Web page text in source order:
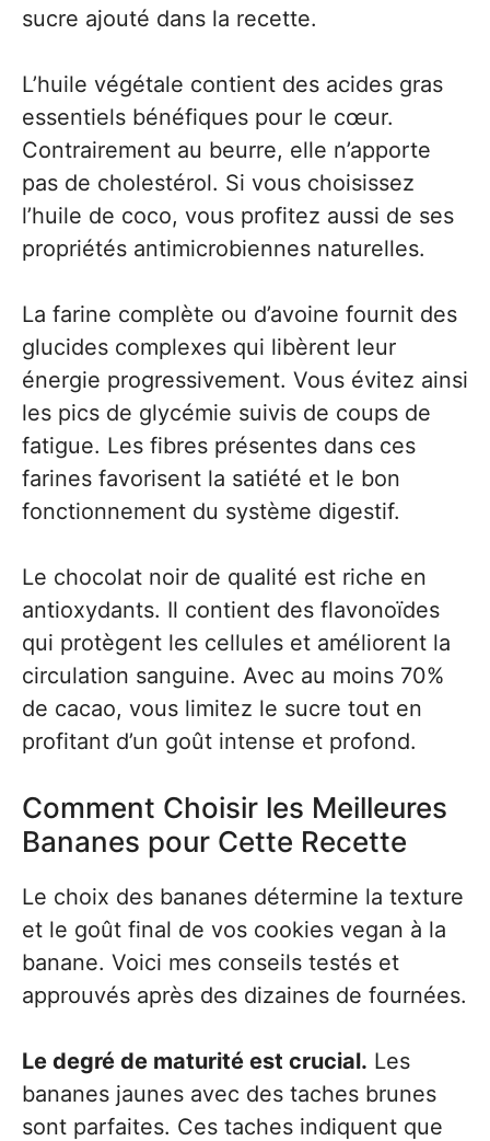
sucre ajouté dans la recette.
L’huile végétale contient des acides gras
essentiels bénéfiques pour le cœur.
Contrairement au beurre, elle n’apporte
pas de cholestérol. Si vous choisissez
l’huile de coco, vous profitez aussi de ses
propriétés antimicrobiennes naturelles.
La farine complète ou d’avoine fournit des
glucides complexes qui libèrent leur
énergie progressivement. Vous évitez ainsi
les pics de glycémie suivis de coups de
fatigue. Les fibres présentes dans ces
farines favorisent la satiété et le bon
fonctionnement du système digestif.
Le chocolat noir de qualité est riche en
antioxydants. Il contient des flavonoïdes
qui protègent les cellules et améliorent la
circulation sanguine. Avec au moins 70%
de cacao, vous limitez le sucre tout en
profitant d’un goût intense et profond.
Comment Choisir les Meilleures
Bananes pour Cette Recette
Le choix des bananes détermine la texture
et le goût final de vos cookies vegan à la
banane. Voici mes conseils testés et
approuvés après des dizaines de fournées.
Le degré de maturité est crucial. Les
bananes jaunes avec des taches brunes
sont parfaites. Ces taches indiquent que